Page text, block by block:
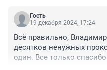
Гость
19 декабря 2024, 17:24
Всё правильно,
десятков ненужных
один. Все только спасибо